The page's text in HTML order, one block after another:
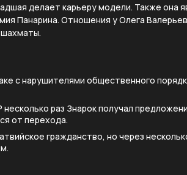
делает карьеру модели. Также она
Панарина. Отношения у Олега
с нарушителями общественного
раз Знарок получал
от перехода.
гражданство, но через